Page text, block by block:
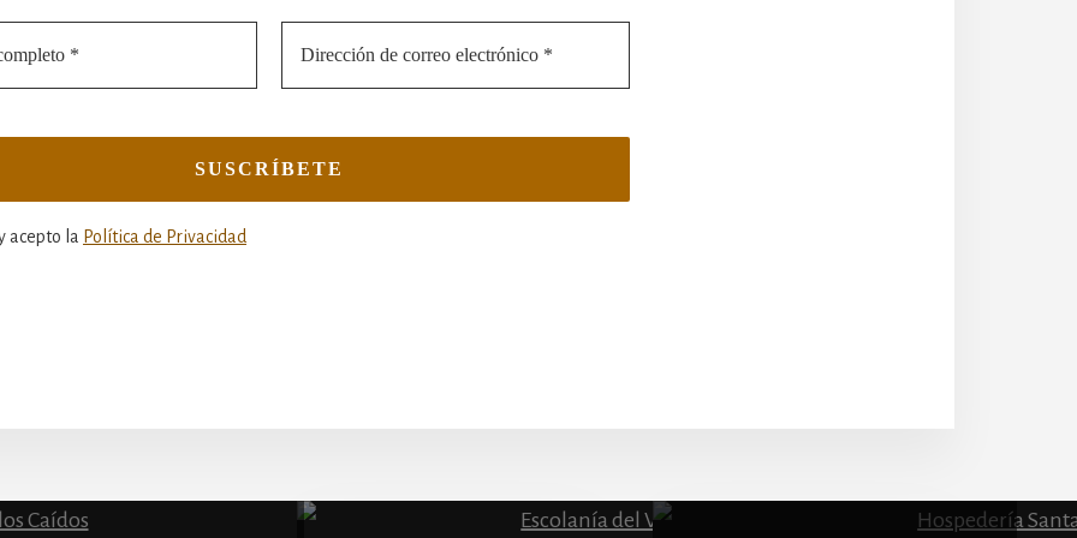
acepto la Política de Privacidad